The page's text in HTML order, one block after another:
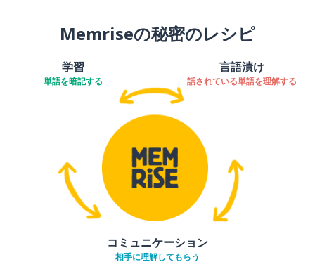
Memriseの秘密のレシピ
学習
単語を暗記する
言語漬け
話されている単語を理解する
コミュニケーション
相手に理解してもらう